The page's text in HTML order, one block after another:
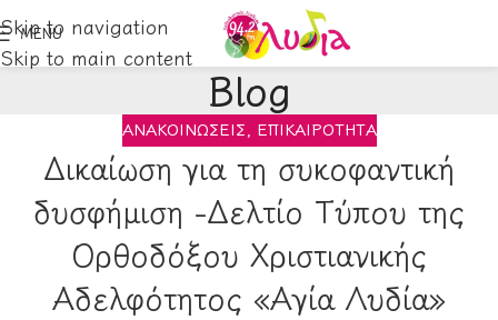
Skip to navigation
Skip to main content
MENU
Blog
ΑΝΑΚΟΙΝΏΣΕΙΣ, ΕΠΙΚΑΙΡΌΤΗΤΑ
Δικαίωση για τη συκοφαντική
δυσφήμιση -Δελτίο Τύπου της
Ορθοδόξου Χριστιανικής
Αδελφότητος «Αγία Λυδία»